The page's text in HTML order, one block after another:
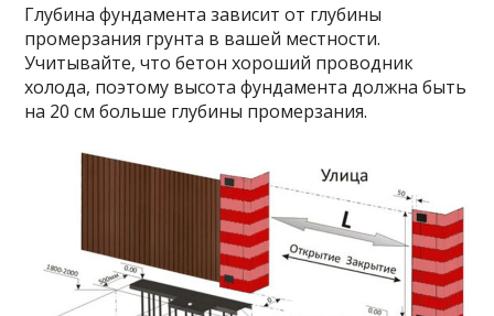
Глубина фундамента зависит от глубины
промерзания грунта в вашей местности.
Учитывайте, что бетон хороший проводник
холода, поэтому высота фундамента должна быть
на 20 см больше глубины промерзания.